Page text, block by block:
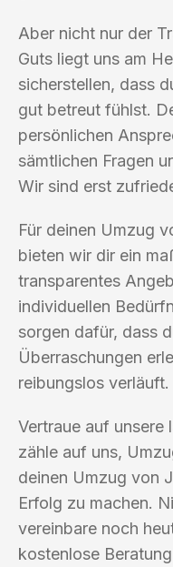
Aber nicht nur der
Guts liegt uns am
sicherstellen, dass
gut betreut fühlst.
persönlichen
sämtlichen Fragen
Wir sind erst
Für deinen Umzug
bieten wir dir ein
transparentes
individuellen
sorgen dafür, dass
Überraschungen
reibungslos verläuft.
Vertraue auf unsere
zähle auf uns,
deinen Umzug von
Erfolg zu machen.
vereinbare noch
kostenlose